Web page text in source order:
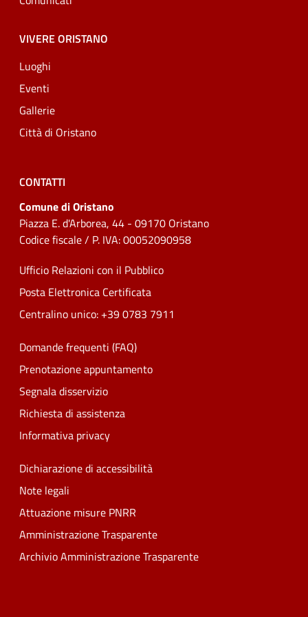
VIVERE ORISTANO
Luoghi
Eventi
Gallerie
Città di Oristano
CONTATTI
Comune di Oristano
Piazza E. d'Arborea, 44 - 09170 Oristano
Codice fiscale / P. IVA: 00052090958
Ufficio Relazioni con il Pubblico
Posta Elettronica Certificata
Centralino unico: +39 0783 7911
Domande frequenti (FAQ)
Prenotazione appuntamento
Segnala disservizio
Richiesta di assistenza
Informativa privacy
Dichiarazione di accessibilità
Note legali
Attuazione misure PNRR
Amministrazione Trasparente
Archivio Amministrazione Trasparente